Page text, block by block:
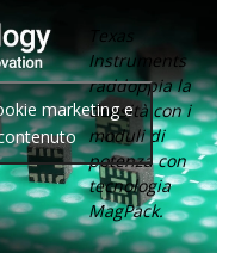
Texas
Instruments
raddoppia la
densità con i
moduli di
potenza con
tecnologia
MagPack.
marketing e